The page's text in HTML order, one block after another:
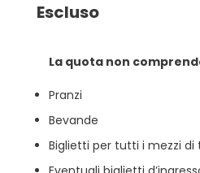
Escluso
La quota non
Pranzi
Bevande
Biglietti per tutti i mezzi di